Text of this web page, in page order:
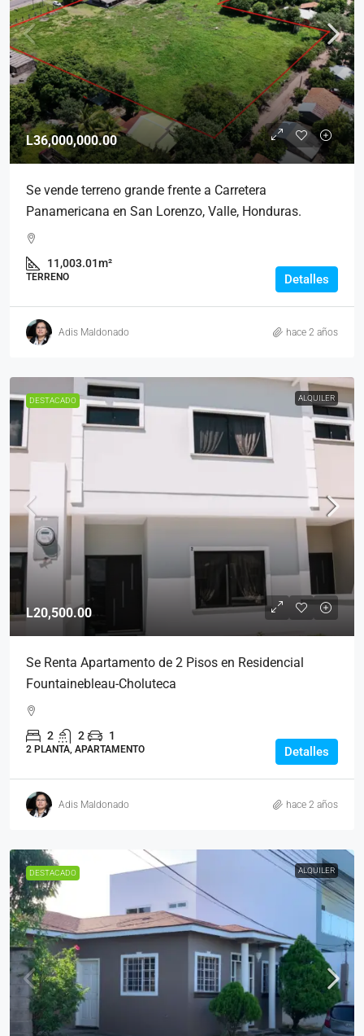
L36,000,000.00
Se vende terreno grande frente a Carretera
Panamericana en San Lorenzo, Valle, Honduras.
11,003.01m²
TERRENO Detalles
Adis Maldonado hace 2 años
DESTACADO ALQUILER
L20,500.00
Se Renta Apartamento de 2 Pisos en Residencial
Fountainebleau-Choluteca
2 2 1
2 PLANTA, APARTAMENTO Detalles
Adis Maldonado hace 2 años
DESTACADO ALQUILER